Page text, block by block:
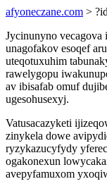
afyoneczane.com >
Jycinunyno
unagofakov esoqef
uteqotuxuhim
rawelygopu
av ibisafab omuf
ugesohusexyj.
Vatusacazyketi
zinykela dowe
ryzykazucyfydy
ogakonexun
avepyfamuxom